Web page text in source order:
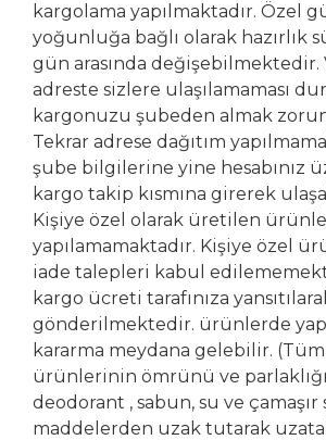
kargolama yapılmaktadır. Özel
yoğunluğa bağlı olarak hazırlık
gün arasında
adreste sizlere ulaşılamaması
kargonuzu şubeden almak
Tekrar adrese dağıtım
şube bilgilerine yine hesabınız
kargo takip kısmına girerek
Kişiye özel olarak üretilen
yapılamamaktadır. Kişiye özel
iade talepleri kabul
kargo ücreti tarafınıza
gönderilmektedir. ürünlerde
kararma meydana gelebilir. (Tüm
ürünlerinin ömrünü ve
deodorant , sabun, su ve
maddelerden uzak tutarak